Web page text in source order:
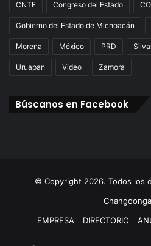
CNTE Congreso del Estado
Gobierno del Estado de Michoacán
Morena México PRD
Uruapan Video Zamora
Búscanos en Facebook
© Copyright 2026. Todos los
EMPRESA
DIRECTORIO